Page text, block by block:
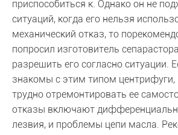
приспособиться к. Однако он не
ситуаций, когда его нельзя
механический отказ, то
попросил изготовитель
разрешить его согласно ситуации.
знакомы с этим типом
трудно отремонтировать ее
отказы включают
лезвия, и проблемы цепи масла.